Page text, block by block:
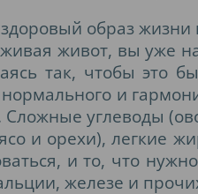
образ жизни
живот, вы уже
так, чтобы
и
Сложные углеводы
и орехи), легкие
и то, что
железе и